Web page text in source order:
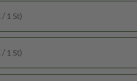
1 St)
1 St)